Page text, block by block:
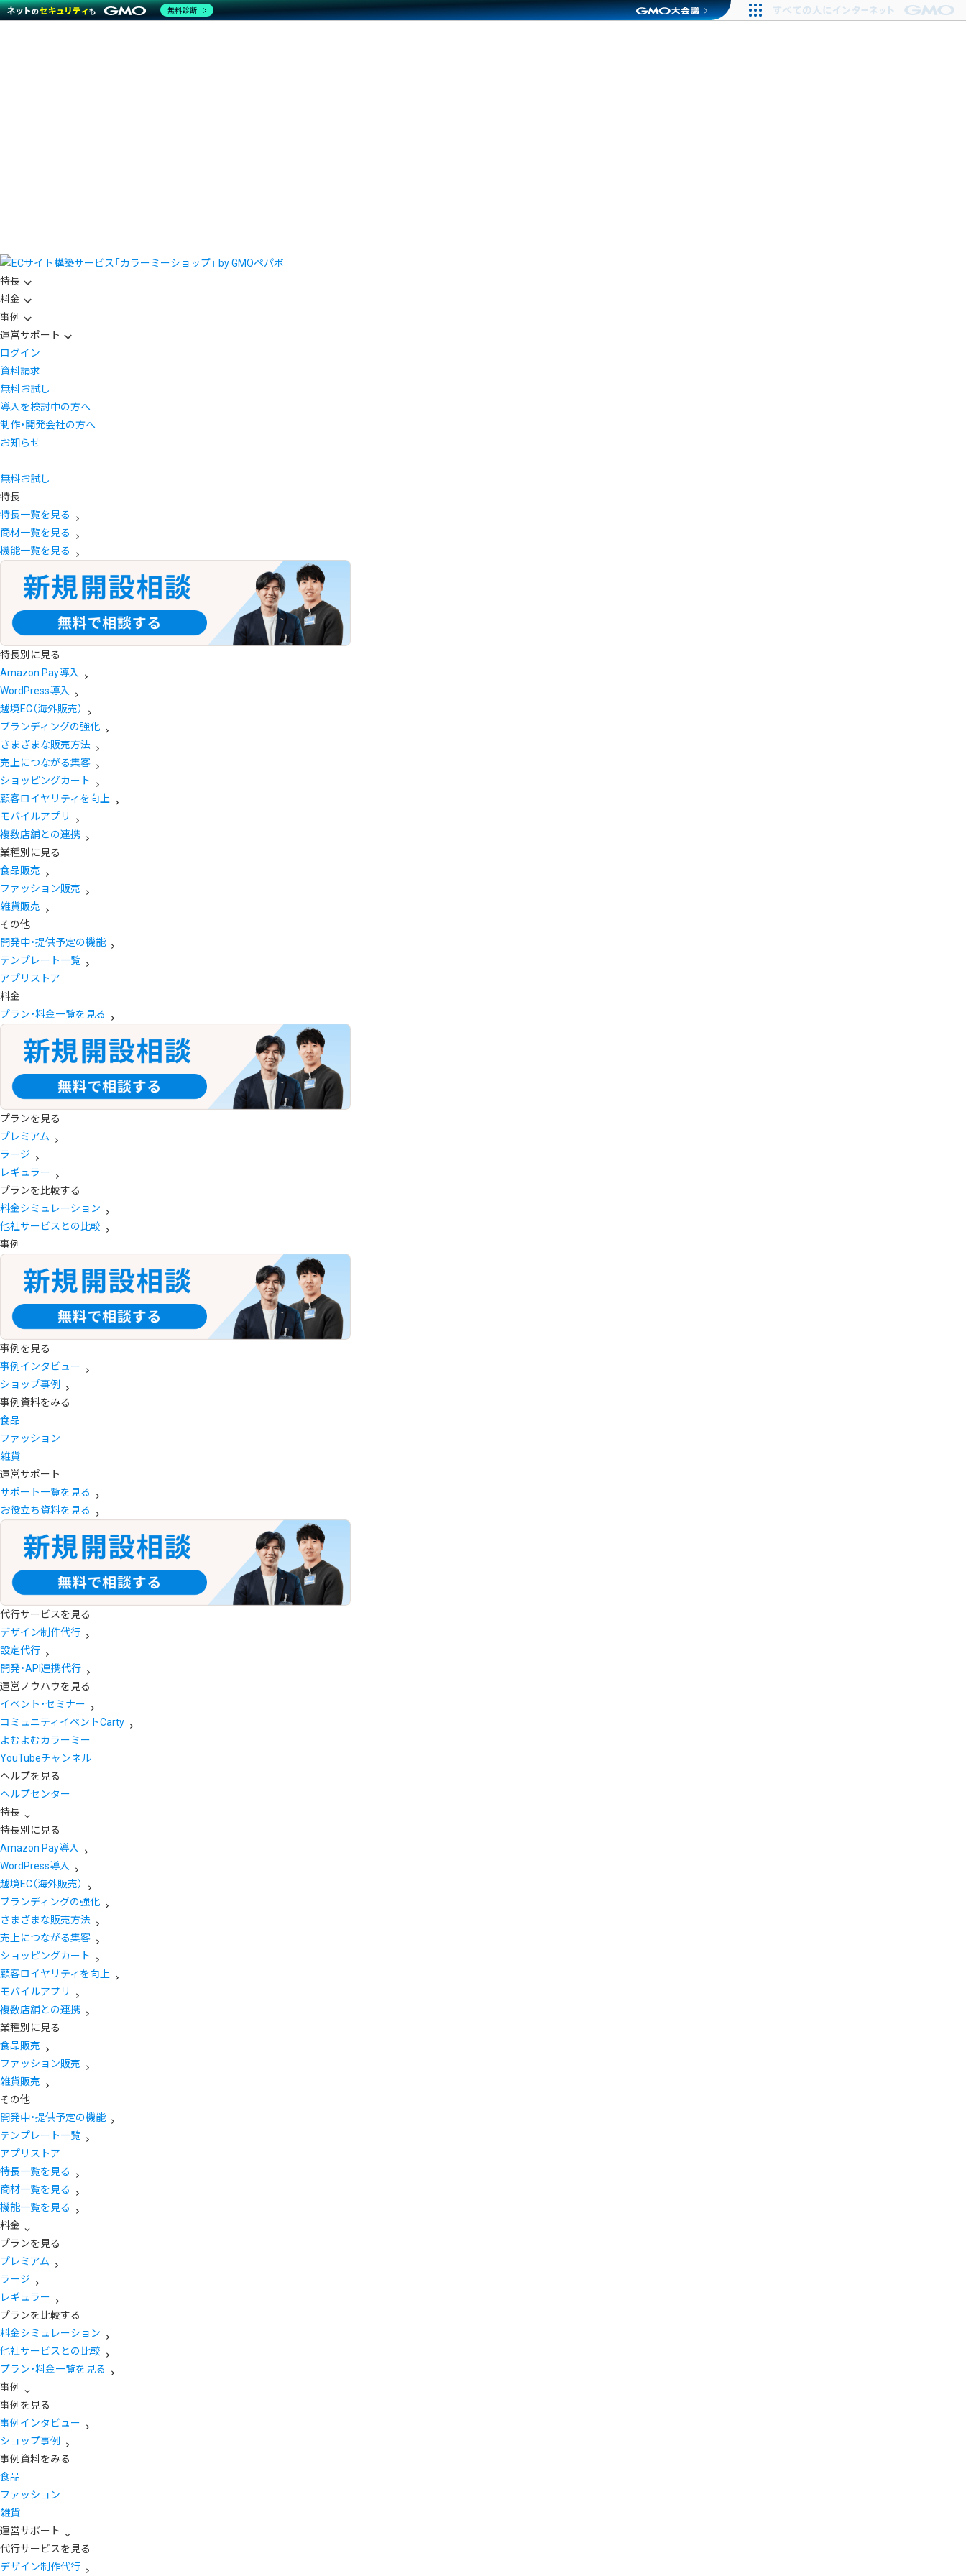
特長
料金
事例
運営サポート
ログイン
資料請求
無料お試し
導入を検討中の方へ
制作・開発会社の方へ
お知らせ
無料お試し
特長
特長一覧を見る
商材一覧を見る
機能一覧を見る
特長別に見る
Amazon Pay導入
WordPress導入
越境EC（海外販売）
ブランディングの強化
さまざまな販売方法
売上につながる集客
ショッピングカート
顧客ロイヤリティを向上
モバイルアプリ
複数店舗との連携
業種別に見る
食品販売
ファッション販売
雑貨販売
その他
開発中・提供予定の機能
テンプレート一覧
アプリストア
料金
プラン・料金一覧を見る
プランを見る
プレミアム
ラージ
レギュラー
プランを比較する
料金シミュレーション
他社サービスとの比較
事例
事例を見る
事例インタビュー
ショップ事例
事例資料をみる
食品
ファッション
雑貨
運営サポート
サポート一覧を見る
お役立ち資料を見る
代行サービスを見る
デザイン制作代行
設定代行
開発・API連携代行
運営ノウハウを見る
イベント・セミナー
コミュニティイベントCarty
よむよむカラーミー
YouTubeチャンネル
ヘルプを見る
ヘルプセンター
特長
特長別に見る
Amazon Pay導入
WordPress導入
越境EC（海外販売）
ブランディングの強化
さまざまな販売方法
売上につながる集客
ショッピングカート
顧客ロイヤリティを向上
モバイルアプリ
複数店舗との連携
業種別に見る
食品販売
ファッション販売
雑貨販売
その他
開発中・提供予定の機能
テンプレート一覧
アプリストア
特長一覧を見る
商材一覧を見る
機能一覧を見る
料金
プランを見る
プレミアム
ラージ
レギュラー
プランを比較する
料金シミュレーション
他社サービスとの比較
プラン・料金一覧を見る
事例
事例を見る
事例インタビュー
ショップ事例
事例資料をみる
食品
ファッション
雑貨
運営サポート
代行サービスを見る
デザイン制作代行
無料診断